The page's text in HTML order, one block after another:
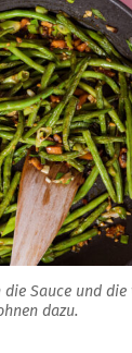
Sauce und
dazu.